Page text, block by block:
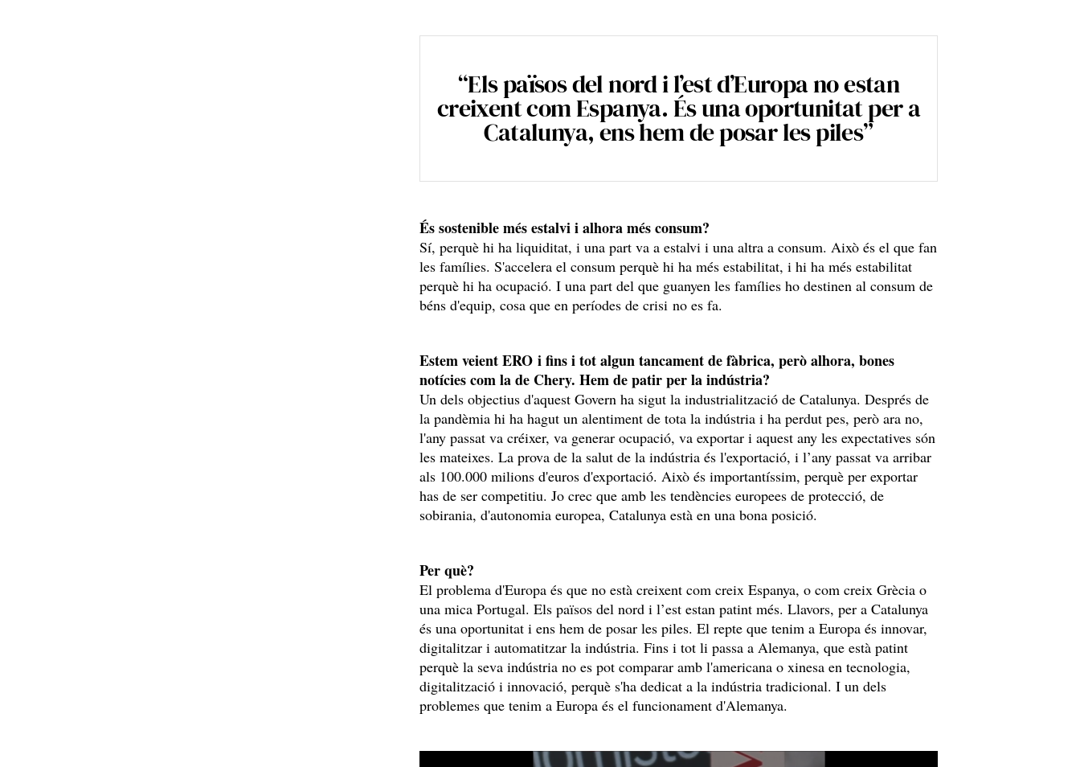
“Els països del nord i l’est d’Europa no estan
creixent com Espanya. És una oportunitat per a
Catalunya, ens hem de posar les piles”
És sostenible més estalvi i alhora més consum?
Sí, perquè hi ha liquiditat, i una part va a estalvi i una altra a consum. Això és el que fan
les famílies. S'accelera el consum perquè hi ha més estabilitat, i hi ha més estabilitat
perquè hi ha ocupació. I una part del que guanyen les famílies ho destinen al consum de
béns d'equip, cosa que en períodes de crisi no es fa.
Estem veient ERO i fins i tot algun tancament de fàbrica, però alhora, bones
notícies com la de Chery. Hem de patir per la indústria?
Un dels objectius d'aquest Govern ha sigut la industrialització de Catalunya. Després de
la pandèmia hi ha hagut un alentiment de tota la indústria i ha perdut pes, però ara no,
l'any passat va créixer, va generar ocupació, va exportar i aquest any les expectatives són
les mateixes. La prova de la salut de la indústria és l'exportació, i l’any passat va arribar
als 100.000 milions d'euros d'exportació. Això és importantíssim, perquè per exportar
has de ser competitiu. Jo crec que amb les tendències europees de protecció, de
sobirania, d'autonomia europea, Catalunya està en una bona posició.
Per què?
El problema d'Europa és que no està creixent com creix Espanya, o com creix Grècia o
una mica Portugal. Els països del nord i l’est estan patint més. Llavors, per a Catalunya
és una oportunitat i ens hem de posar les piles. El repte que tenim a Europa és innovar,
digitalitzar i automatitzar la indústria. Fins i tot li passa a Alemanya, que està patint
perquè la seva indústria no es pot comparar amb l'americana o xinesa en tecnologia,
digitalització i innovació, perquè s'ha dedicat a la indústria tradicional. I un dels
problemes que tenim a Europa és el funcionament d'Alemanya.